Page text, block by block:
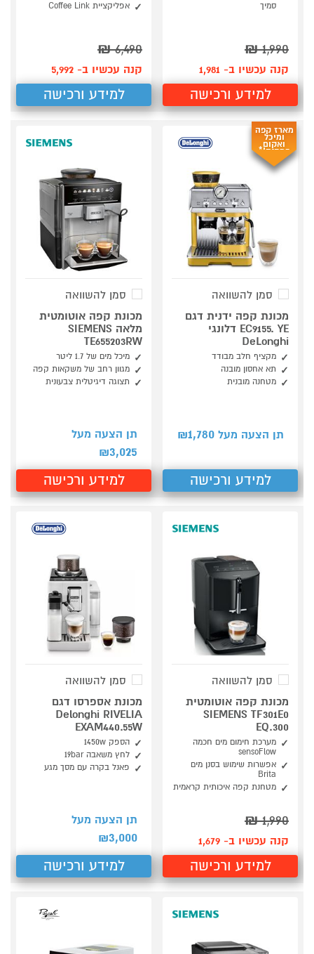
סמיך
1,990
₪
קנה עכשיו ב- 1,981
למידע ורכישה
אפליקציית Coffee Link
6,490
₪
קנה עכשיו ב- 5,992
למידע ורכישה
מארז קפה
ומיכל
ואקום
במתנה!*
סמן להשוואה
מכונת קפה ידנית דגם
EC9155. YE דלונגי
DeLonghi
מקציף חלב מבודד
תא אחסון מובנה
מטחנה מובנית
תן הצעה מעל ₪ 1,780
למידע ורכישה
סמן להשוואה
מכונת קפה אוטומטית
מלאה SIEMENS
TE655203RW
מיכל מים של 1.7 ליטר
מגוון רחב של משקאות קפה
תצוגה דיגיטלית צבעונית
תן הצעה מעל
₪3,025
למידע ורכישה
סמן להשוואה
מכונת קפה אוטומטית
SIEMENS TF301E0
EQ.300
מערכת חימום מים חכמה
sensoFlow
אפשרות שימוש בסנן מים
Brita
מטחנת קפה איכותית קראמית
1,990
₪
קנה עכשיו ב- 1,679
למידע ורכישה
סמן להשוואה
מכונת אספרסו דגם
Delonghi RIVELIA
EXAM440.55W
הספק 1450w
לחץ משאבה 19bar
פאנל בקרה עם מסך מגע
תן הצעה מעל
₪3,000
למידע ורכישה